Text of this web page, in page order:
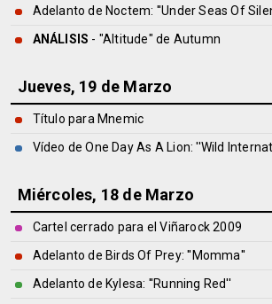
Adelanto de Noctem: ''Under Seas Of
ANÁLISIS - "Altitude" de Autumn
Jueves, 19 de Marzo
Título para Mnemic
Vídeo de One Day As A Lion: ''Wild
Miércoles, 18 de Marzo
Cartel cerrado para el Viñarock 2009
Adelanto de Birds Of Prey: ''Momma''
Adelanto de Kylesa: ''Running Red''